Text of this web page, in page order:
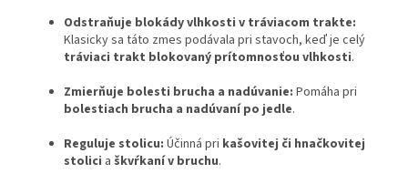
Odstraňuje blokády vlhkosti v tráviacom trakte:
Klasicky sa táto zmes podávala pri stavoch, keď je celý
tráviaci trakt blokovaný prítomnosťou vlhkosti.
Zmierňuje bolesti brucha a nadúvanie: Pomáha pri
bolestiach brucha a nadúvaní po jedle.
Reguluje stolicu: Účinná pri kašovitej či hnačkovitej
stolici a škvŕkaní v bruchu.